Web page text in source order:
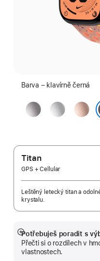
Barva – klavírně černá
vesmírně
šedá
stříbrnárůžově
zlatá
Titan
GPS + Cellular
Leštěný letecký titan a
krystalu.
Potřebuješ poradit s
Přečti si o rozdílech v
vlastnostech.
Zobrazit
více